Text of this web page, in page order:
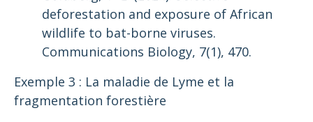
deforestation and exposure of African
wildlife to bat-borne viruses.
Communications Biology, 7(1), 470.
Exemple 3 : La maladie de Lyme et la
fragmentation forestière